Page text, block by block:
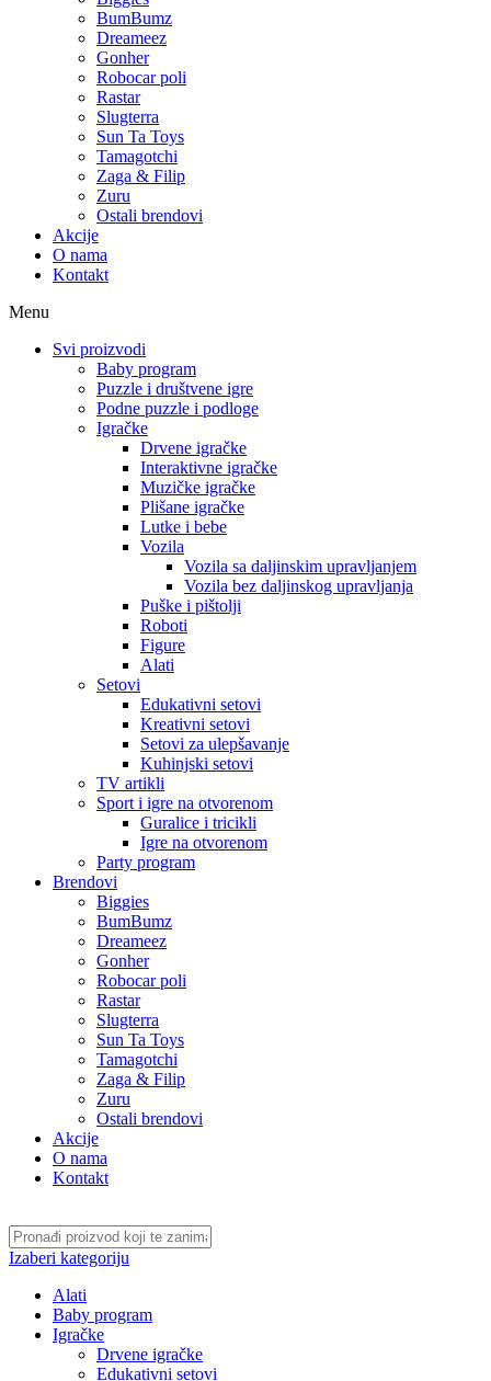
BumBumz
Dreameez
Gonher
Robocar poli
Rastar
Slugterra
Sun Ta Toys
Tamagotchi
Zaga & Filip
Zuru
Ostali brendovi
Akcije
O nama
Kontakt
Menu
Svi proizvodi
Baby program
Puzzle i društvene igre
Podne puzzle i podloge
Igračke
Drvene igračke
Interaktivne igračke
Muzičke igračke
Plišane igračke
Lutke i bebe
Vozila
Vozila sa daljinskim upravljanjem
Vozila bez daljinskog upravljanja
Puške i pištolji
Roboti
Figure
Alati
Setovi
Edukativni setovi
Kreativni setovi
Setovi za ulepšavanje
Kuhinjski setovi
TV artikli
Sport i igre na otvorenom
Guralice i tricikli
Igre na otvorenom
Party program
Brendovi
Biggies
BumBumz
Dreameez
Gonher
Robocar poli
Rastar
Slugterra
Sun Ta Toys
Tamagotchi
Zaga & Filip
Zuru
Ostali brendovi
Akcije
O nama
Kontakt
Izaberi kategoriju
Alati
Baby program
Igračke
Drvene igračke
Edukativni setovi